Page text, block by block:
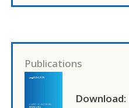
Publications
Download: